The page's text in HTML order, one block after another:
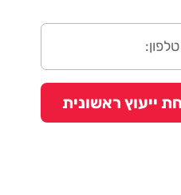
ייעוץ ראשונית